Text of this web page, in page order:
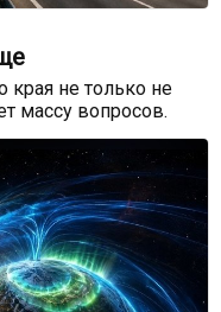
края не только не
массу вопросов.